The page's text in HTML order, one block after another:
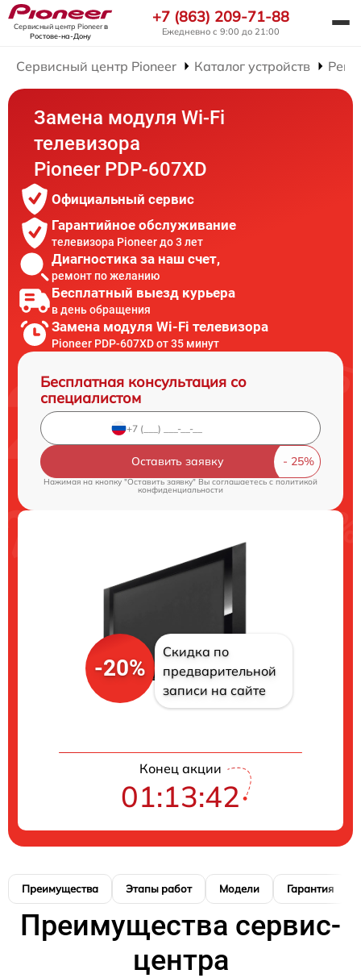
Сервисный центр Pioneerв
Ростове-на-Дону
+7 (863) 209-71-88
Ежедневно с 9:00 до 21:00
Сервисный центр Pioneer Каталог устройств
Замена модуля Wi-Fi
телевизора
Pioneer PDP-607XD
Официальный сервис
Гарантийное обслуживание
телевизора Pioneer до 3 лет
Диагностика за наш счет,
ремонт по желанию
Бесплатный выезд курьера
в день обращения
Замена модуля Wi-Fi телевизора
Pioneer PDP-607XD от 35 минут
Бесплатная консультация со
специалистом
Оставить заявку
Нажимая на кнопку "Оставить заявку" Вы соглашаетесь c политикой
конфиденциальности
-20%
Скидка по
предварительной
записи на сайте
Конец акции
01:13:41
Преимущества Этапы работ Модели Гарантия
Преимущества сервис-
центра